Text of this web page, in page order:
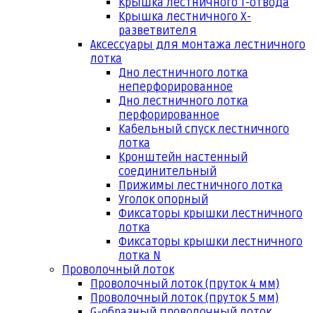
Крышка лестничного Т-отвода
Крышка лестничного Х-
разветвителя
Аксессуары для монтажа лестничного
лотка
Дно лестничного лотка
неперфорированное
Дно лестничного лотка
перфорированное
Кабельный спуск лестничного
лотка
Кронштейн настенный
соединительный
Прижимы лестничного лотка
Уголок опорный
Фиксаторы крышки лестничного
лотка
Фиксаторы крышки лестничного
лотка N
Проволочный лоток
Проволочный лоток (пруток 4 мм)
Проволочный лоток (пруток 5 мм)